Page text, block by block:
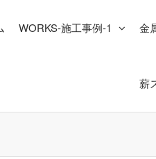
WORKS-施工事例-1 金
薪